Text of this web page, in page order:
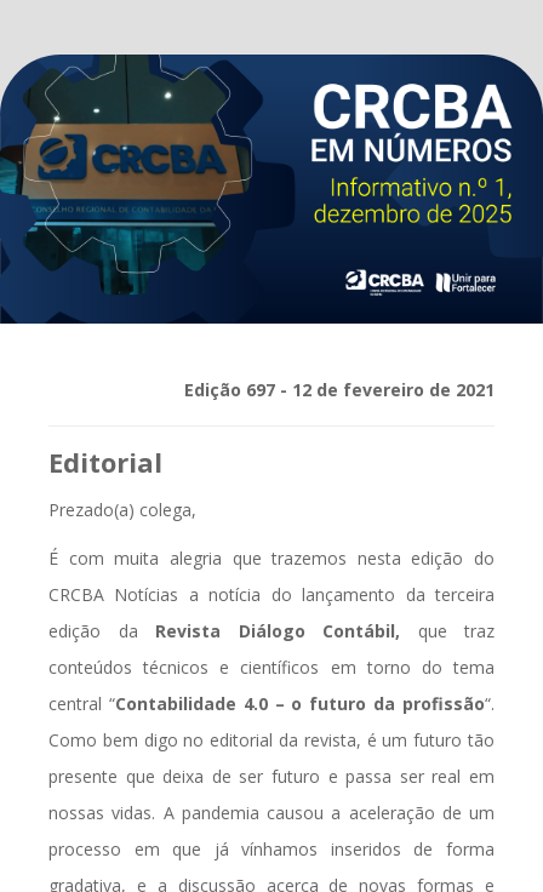
Edição 697 - 12 de fevereiro de 2021
Editorial
Prezado(a) colega,
É com muita alegria que trazemos nesta edição do
CRCBA Notícias a notícia do lançamento da terceira
edição da Revista Diálogo Contábil, que traz
conteúdos técnicos e científicos em torno do tema
central “Contabilidade 4.0 – o futuro da profissão“.
Como bem digo no editorial da revista, é um futuro tão
presente que deixa de ser futuro e passa ser real em
nossas vidas. A pandemia causou a aceleração de um
processo em que já vínhamos inseridos de forma
gradativa, e a discussão acerca de novas formas e